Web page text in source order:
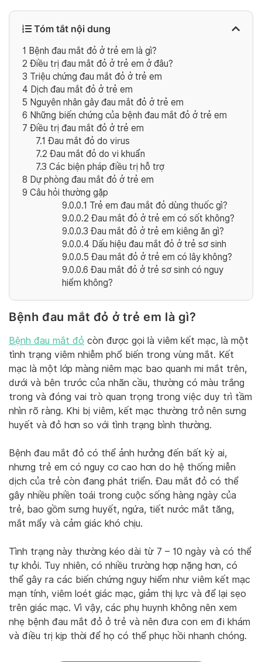
Tóm tắt nội dung
1 Bệnh đau mắt đỏ ở trẻ em là gì?
2 Điều trị đau mắt đỏ ở trẻ em ở đâu?
3 Triệu chứng đau mắt đỏ ở trẻ em
4 Dịch đau mắt đỏ ở trẻ em
5 Nguyên nhân gây đau mắt đỏ ở trẻ em
6 Những biến chứng của bệnh đau mắt đỏ ở trẻ em
7 Điều trị đau mắt đỏ ở trẻ em
7.1 Đau mắt đỏ do virus
7.2 Đau mắt đỏ do vi khuẩn
7.3 Các biện pháp điều trị hỗ trợ
8 Dự phòng đau mắt đỏ ở trẻ em
9 Câu hỏi thường gặp
9.0.0.1 Trẻ em đau mắt đỏ dùng thuốc gì?
9.0.0.2 Đau mắt đỏ ở trẻ em có sốt không?
9.0.0.3 Đau mắt đỏ ở trẻ em kiêng ăn gì?
9.0.0.4 Dấu hiệu đau mắt đỏ ở trẻ sơ sinh
9.0.0.5 Đau mắt đỏ ở trẻ em có lây không?
9.0.0.6 Đau mắt đỏ ở trẻ sơ sinh có nguy
hiểm không?
Bệnh đau mắt đỏ ở trẻ em là gì?
Bệnh đau mắt đỏ còn được gọi là viêm kết mạc, là một
tình trạng viêm nhiễm phổ biến trong vùng mắt. Kết
mạc là một lớp màng niêm mạc bao quanh mi mắt trên,
dưới và bên trước của nhãn cầu, thường có màu trắng
trong và đóng vai trò quan trọng trong việc duy trì tầm
nhìn rõ ràng. Khi bị viêm, kết mạc thường trở nên sưng
huyết và đỏ hơn so với tình trạng bình thường.
Bệnh đau mắt đỏ có thể ảnh hưởng đến bất kỳ ai,
nhưng trẻ em có nguy cơ cao hơn do hệ thống miễn
dịch của trẻ còn đang phát triển. Đau mắt đỏ có thể
gây nhiều phiền toái trong cuộc sống hàng ngày của
trẻ, bao gồm sưng huyết, ngứa, tiết nước mắt tăng,
mắt mẩy và cảm giác khó chịu.
Tình trạng này thường kéo dài từ 7 – 10 ngày và có thể
tự khỏi. Tuy nhiên, có nhiều trường hợp nặng hơn, có
thể gây ra các biến chứng nguy hiểm như viêm kết mạc
mạn tính, viêm loét giác mạc, giảm thị lực và để lại sẹo
trên giác mạc. Vì vậy, các phụ huynh không nên xem
nhẹ bệnh đau mắt đỏ ở trẻ và nên đưa con em đi khám
và điều trị kịp thời để họ có thể phục hồi nhanh chóng.